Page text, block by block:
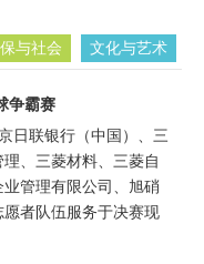
与社会 文化与艺术
争霸赛
日联银行（中国）、三
、三菱材料、三菱自
管理有限公司、旭硝
者队伍服务于决赛现